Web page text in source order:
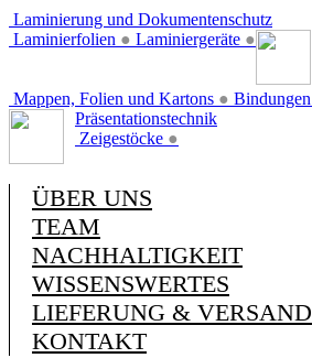
Laminierung und Dokumentenschutz
Laminierfolien ● Laminiergeräte ●
Mappen, Folien und Kartons ● Bindungen
Präsentationstechnik
Zeigestöcke ●
ÜBER UNS
TEAM
NACHHALTIGKEIT
WISSENSWERTES
LIEFERUNG & VERSAND
KONTAKT